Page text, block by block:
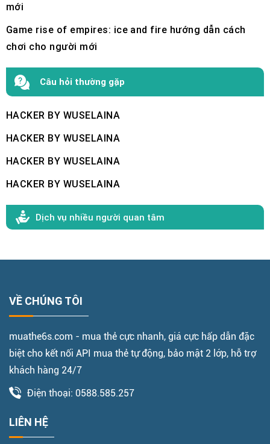
mới
Game rise of empires: ice and fire hướng dẫn cách
chơi cho người mới
Câu hỏi thường gặp
HACKER BY WUSELAINA
HACKER BY WUSELAINA
HACKER BY WUSELAINA
HACKER BY WUSELAINA
Dịch vụ nhiều người quan tâm
VỀ CHÚNG TÔI
muathe6s.com - mua thẻ cực nhanh, giá cực hấp dẫn đặc
biệt cho kết nối API mua thẻ tự động, bảo mật 2 lớp, hỗ trợ
khách hàng 24/7
Điện thoại: 0588.585.257
LIÊN HỆ